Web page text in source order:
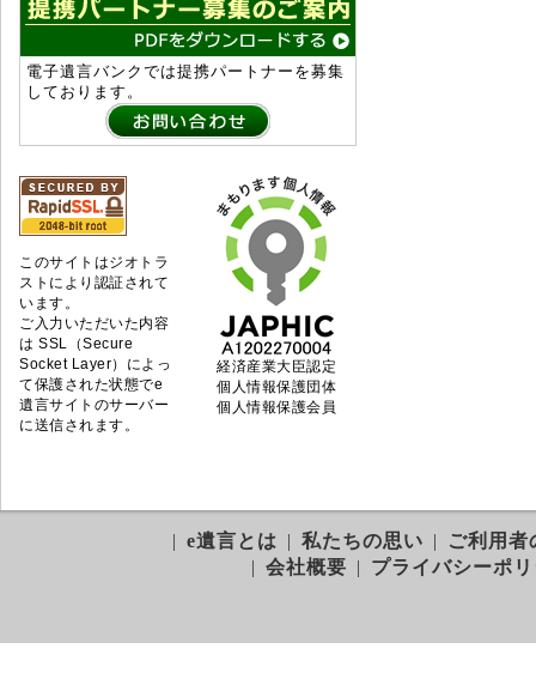
電子遺言バンクでは提携パートナーを募集
しております。
経済産業大臣認定
個人情報保護団体
個人情報保護会員
このサイトはジオトラ
ストにより認証されて
います。
ご入力いただいた内容
は SSL（Secure
Socket Layer）によっ
て保護された状態でe
遺言サイトのサーバー
に送信されます。
| e遺言とは | 私たちの思い |
ご利用者
| 会社概要 | プライバシーポ